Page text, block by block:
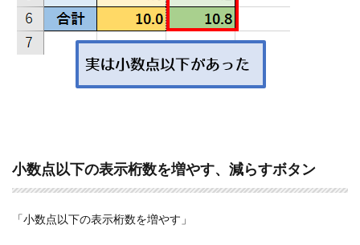
小数点以下の表示桁数を増やす、減らすボタン
「小数点以下の表示桁数を増やす」